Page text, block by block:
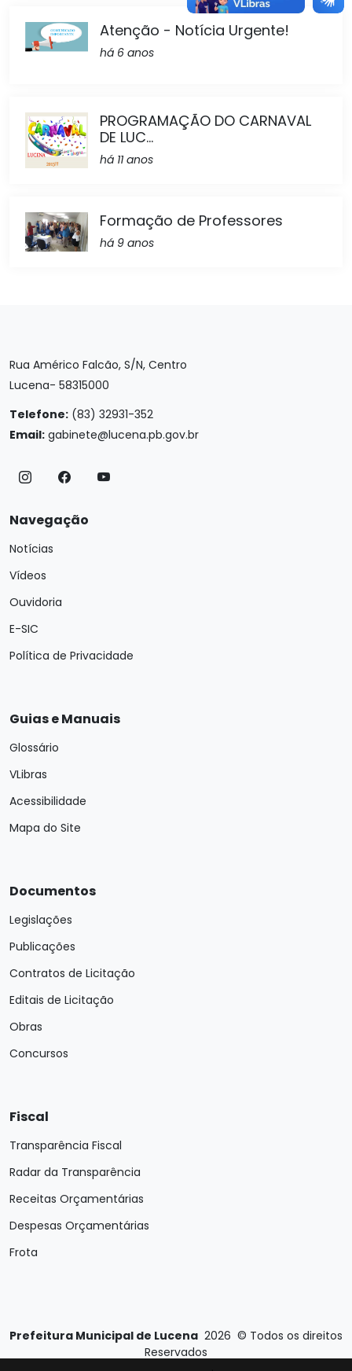
Atenção - Notícia Urgente!
há 6 anos
PROGRAMAÇÃO DO CARNAVAL
DE LUC...
há 11 anos
Formação de Professores
há 9 anos
Rua Américo Falcão, S/N, Centro
Lucena- 58315000
Telefone: (83) 32931-352
Email: gabinete@lucena.pb.gov.br
Navegação
Notícias
Vídeos
Ouvidoria
E-SIC
Política de Privacidade
Guias e Manuais
Glossário
VLibras
Acessibilidade
Mapa do Site
Documentos
Legislações
Publicações
Contratos de Licitação
Editais de Licitação
Obras
Concursos
Fiscal
Transparência Fiscal
Radar da Transparência
Receitas Orçamentárias
Despesas Orçamentárias
Frota
Prefeitura Municipal de Lucena 2026 © Todos os direitos
Reservados